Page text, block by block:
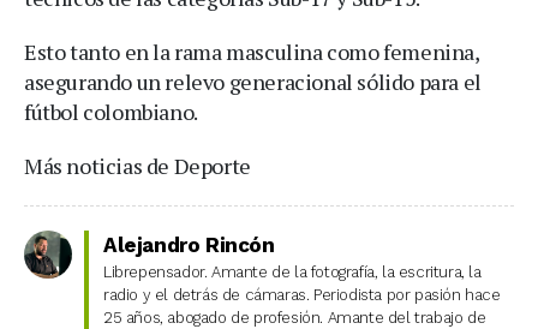
Esto tanto en la rama masculina como femenina,
asegurando un relevo generacional sólido para el
fútbol colombiano.
Más noticias de Deporte
Alejandro Rincón
Librepensador. Amante de la fotografía, la escritura, la
radio y el detrás de cámaras. Periodista por pasión hace
25 años, abogado de profesión. Amante del trabajo de